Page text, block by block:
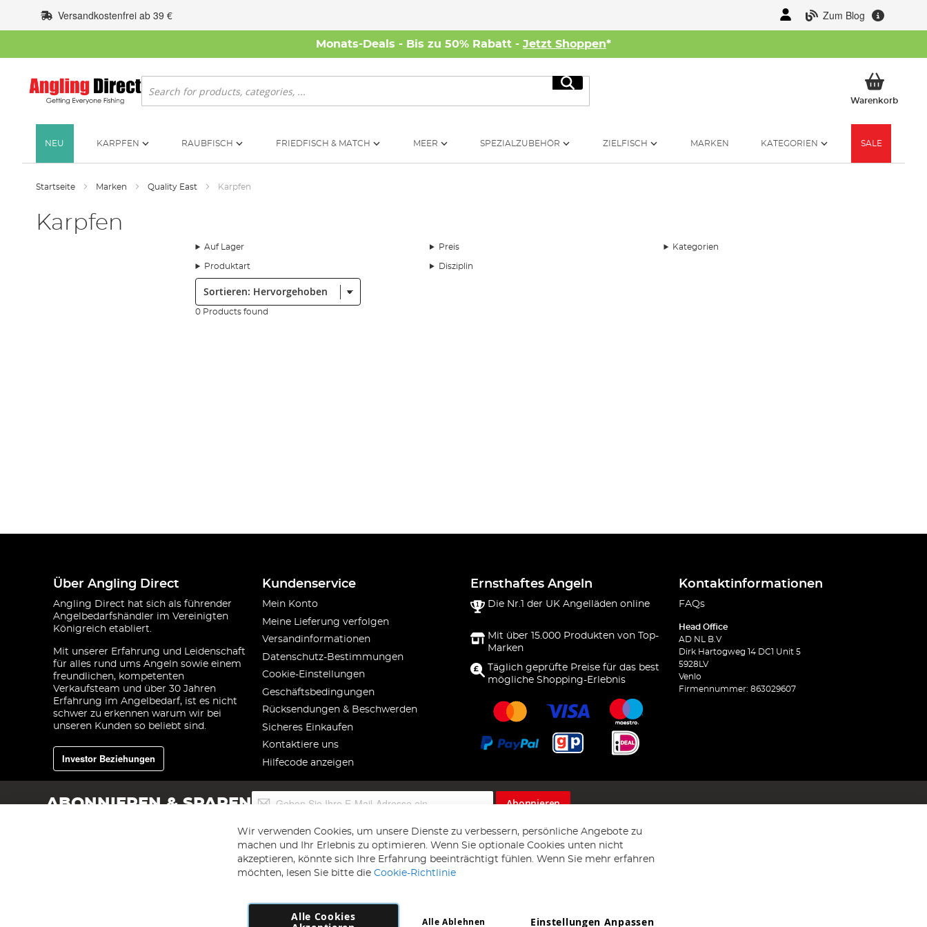
Inhalt
springen
Zum Blog
Versandkostenfrei ab 39 €
Monats-Deals - Bis zu 50% Rabatt - Jetzt Shoppen*
Suche
Suche
WarenkorbMein
NEU KARPFEN RAUBFISCH FRIEDFISCH & MATCH MEER SPEZIALZUBEHÖR ZIELFISCH MARKEN KATEGORIEN SALE
Startseite Marken Quality East Karpfen
Karpfen
Auf Lager Preis Kategorien
Produktart Disziplin
Sortieren:
0 Products found
Über Angling Direct
Angling Direct hat sich als führender
Angelbedarfshändler im Vereinigten
Königreich etabliert.
Mit unserer Erfahrung und Leidenschaft
für alles rund ums Angeln sowie einem
freundlichen, kompetenten
Verkaufsteam und über 30 Jahren
Erfahrung im Angelbedarf, ist es nicht
schwer zu erkennen warum wir bei
unseren Kunden so beliebt sind.
Investor Beziehungen
Kundenservice
Mein Konto
Meine Lieferung verfolgen
Versandinformationen
Datenschutz-Bestimmungen
Cookie-Einstellungen
Geschäftsbedingungen
Rücksendungen & Beschwerden
Sicheres Einkaufen
Kontaktiere uns
Hilfecode anzeigen
Ernsthaftes Angeln
Die Nr.1 der UK Angelläden online
Mit über 15.000 Produkten von Top-
Marken
Täglich geprüfte Preise für das best
mögliche Shopping-Erlebnis
Kontaktinformationen
FAQs
Head Office
AD NL B.V
Dirk Hartogweg 14 DC1 Unit 5
5928LV
Venlo
Firmennummer: 863029607
ABONNIEREN & SPAREN
für
unseren
Newsletter
an:
Abonnieren
Copyright 1997 - 2026 AD NL B.V. Alle Rechte vorbehalten.
Wir verwenden Cookies, um unsere Dienste zu verbessern, persönliche Angebote zu
machen und Ihr Erlebnis zu optimieren. Wenn Sie optionale Cookies unten nicht
akzeptieren, könnte sich Ihre Erfahrung beeinträchtigt fühlen. Wenn Sie mehr erfahren
möchten, lesen Sie bitte die Cookie-Richtlinie
Alle Cookies
Einstellungen Anpassen
Alle Ablehnen